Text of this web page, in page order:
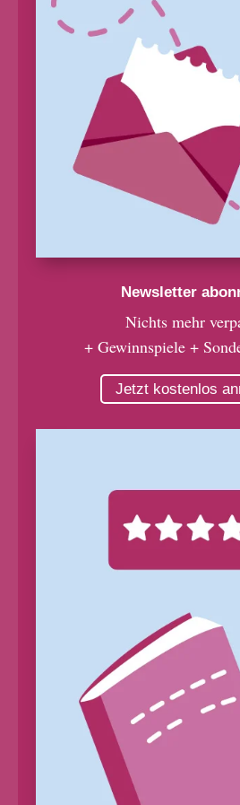
Newsletter
Nichts mehr
+ Gewinnspiele +
Jetzt kostenlos